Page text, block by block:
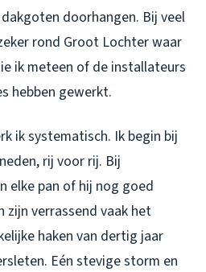
doorhangen. Bij veel
rond Groot Lochter waar
ik meteen of de installateurs
hebben gewerkt.
ik systematisch. Ik begin bij
rij voor rij. Bij
elke pan of hij nog goed
zijn verrassend vaak het
haken van dertig jaar
Eén stevige storm en